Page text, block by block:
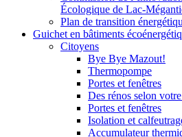
Écologique de Lac-
Plan de transition
Guichet en bâtiments
Citoyens
Bye Bye Mazout!
Thermopompe
Portes et fenêtres
Des rénos selon
Portes et fenêtres
Isolation et
Accumulateur